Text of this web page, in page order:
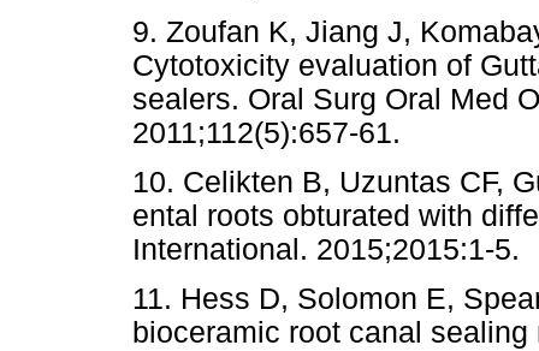
9. Zoufan K, Jiang J,
Cytotoxicity evaluation of
sealers. Oral Surg Oral Med
2011;112(5):657-61.
10. Celikten B, Uzuntas CF,
ental roots obturated with
International. 2015;2015:1-5.
11. Hess D, Solomon E,
bioceramic root canal